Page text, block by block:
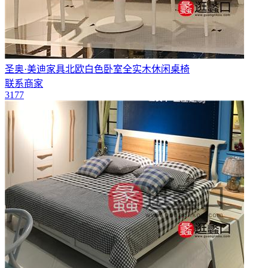
圣奥·美迪家具北欧白色卧室全实木休闲桌椅
联系商家
3177